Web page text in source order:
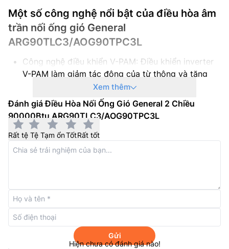
Một số công nghệ nổi bật của điều hòa âm
trần nối ống gió General
ARG90TLC3/AOG90TPC3L
Công nghệ điều khiển V-PAM: Điều khiển inverter
V-PAM làm giảm tác động của từ thông và tăng
tốc độ và hiệu suất tối đa của máy nén bằng công
nghệ điều khiển vector.
Chế độ tiết kiệm: Giới hạn dòng điện hoạt động tối
đa, và thực hiện vận hành với mức điện năng tiêu
thụ bị hạn chế.
Chế độ tự động: Máy sẽ tự động chuyển giữa chế
Xem thêm
Đánh giá Điều Hòa Nối Ống Gió General 2 Chiều
90000Btu ARG90TLC3/AOG90TPC3L
Rất tệ Tệ Tạm ổnTốtRất tốt
Gửi
Hiện chưa có đánh giá nào!